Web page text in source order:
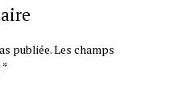
publiée.Les champs
*